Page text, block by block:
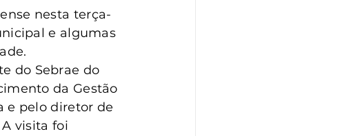
nesta terça-
e algumas
do Sebrae do
da Gestão
e pelo diretor de
visita foi